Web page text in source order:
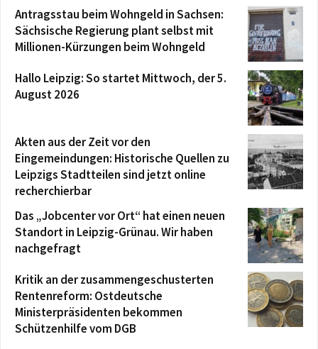
Antragsstau beim Wohngeld in Sachsen:
Sächsische Regierung plant selbst mit
Millionen-Kürzungen beim Wohngeld
Hallo Leipzig: So startet Mittwoch, der 5.
August 2026
Akten aus der Zeit vor den
Eingemeindungen: Historische Quellen zu
Leipzigs Stadtteilen sind jetzt online
recherchierbar
Das „Jobcenter vor Ort“ hat einen neuen
Standort in Leipzig-Grünau. Wir haben
nachgefragt
Kritik an der zusammengeschusterten
Rentenreform: Ostdeutsche
Ministerpräsidenten bekommen
Schützenhilfe vom DGB